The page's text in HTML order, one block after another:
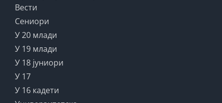
Вести
Сениори
У 20 млади
У 19 млади
У 18 јуниори
У 17
У 16 кадети